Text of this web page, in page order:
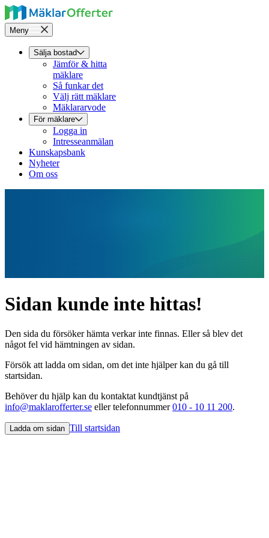
Meny
Sälja bostad
Jämför & hitta
mäklare
Så funkar det
Välj rätt mäklare
Mäklararvode
För mäklare
Logga in
Intresseanmälan
Kunskapsbank
Nyheter
Om oss
Sidan kunde inte hittas!
Den sida du försöker hämta verkar inte finnas. Eller så blev det
något fel vid hämtningen av sidan.
Försök att ladda om sidan, om det inte hjälper kan du gå till
startsidan.
Behöver du hjälp kan du kontaktat kundtjänst på
info@maklarofferter.se eller telefonnummer010 - 10 11 200.
Ladda om sidan Till startsidan